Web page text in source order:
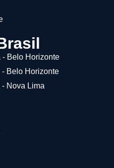
Belo Horizonte
Belo Horizonte
Nova Lima